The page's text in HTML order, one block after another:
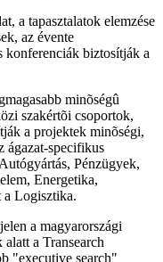
a tapasztalatok elemzése
az évente
konferenciák biztosítják a
minõségû
szakértõi csoportok,
a projektek minõségi,
ágazat-specifikus
Pénzügyek,
Energetika,
a Logisztika.
a magyarországi
alatt a Transearch
"executive search"